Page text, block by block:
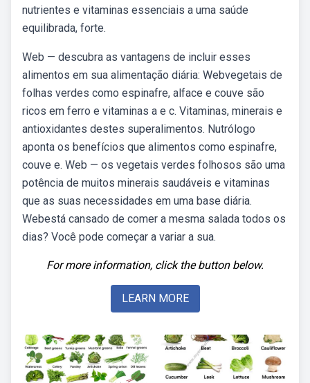
nutrientes e vitaminas essenciais a uma saúde
equilibrada, forte.
Web — descubra as vantagens de incluir esses
alimentos em sua alimentação diária: Webvegetais de
folhas verdes como espinafre, alface e couve são
ricos em ferro e vitaminas a e c. Vitaminas, minerais e
antioxidantes destes superalimentos. Nutrólogo
aponta os benefícios que alimentos como espinafre,
couve e. Web — os vegetais verdes folhosos são uma
potência de muitos minerais saudáveis e vitaminas
que as suas necessidades em uma base diária.
Webestá cansado de comer a mesma salada todos os
dias? Você pode começar a variar a sua.
For more information, click the button below.
LEARN MORE